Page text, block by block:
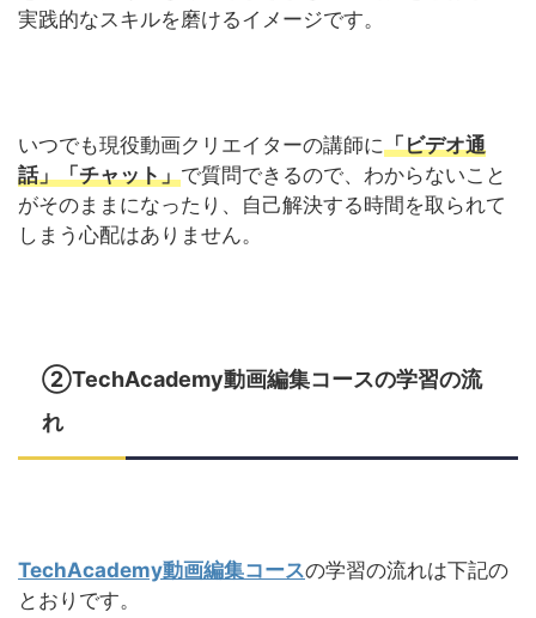
実践的なスキルを磨けるイメージです。
いつでも現役動画クリエイターの講師に「ビデオ通
話」「チャット」で質問できるので、わからないこと
がそのままになったり、自己解決する時間を取られて
しまう心配はありません。
②TechAcademy動画編集コースの学習の流
れ
TechAcademy動画編集コースの学習の流れは下記の
とおりです。